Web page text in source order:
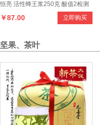
恒亮 活性蜂王浆250克 酸值2检测
报告18度的诱惑 低温寄送立即购买
￥87.00
坚果、茶叶